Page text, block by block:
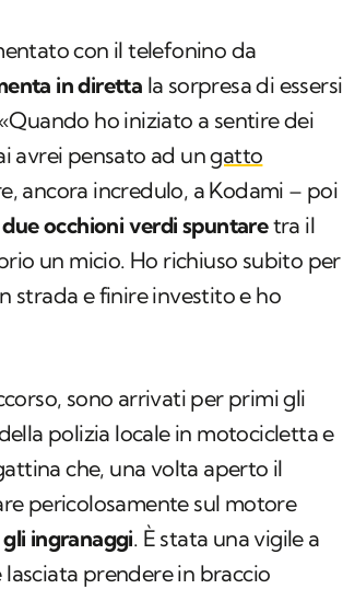
con il telefonino da
in diretta la sorpresa di essersi
ho iniziato a sentire dei
avrei pensato ad ungatto
ancora incredulo, a Kodami – poi
due occhioni verdi spuntaretra il
un micio. Ho richiuso subito per
strada e finire investito e ho
sono arrivati per primi gli
polizia locale in motocicletta e
che, una volta aperto il
pericolosamente sul motore
ingranaggi. È stata una vigile a
prendere in braccio